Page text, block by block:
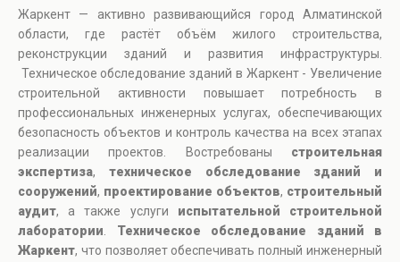
Жаркент — активно развивающийся город Алматинской
области, где растёт объём жилого строительства,
реконструкции зданий и развития инфраструктуры.
Техническое обследование зданий в Жаркент - Увеличение
строительной активности повышает потребность в
профессиональных инженерных услугах, обеспечивающих
безопасность объектов и контроль качества на всех этапах
реализации проектов. Востребованы строительная
экспертиза, техническое обследование зданий и
сооружений, проектирование объектов, строительный
аудит, а также услуги испытательной строительной
лаборатории
Техническое обследование зданий в
Жаркент, что позволяет обеспечивать полный инженерный